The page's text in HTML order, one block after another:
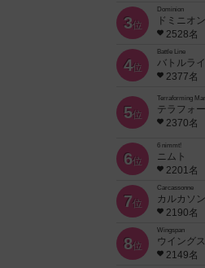
3位
Dominion
ドミニオン
2528名
4位
Battle Line
バトルラ
2377名
5位
Terraforming
テラフォ
2370名
6位
6 nimmt!
ニムト
2201名
7位
Carcassonne
カルカソ
2190名
8位
Wingspan
ウイング
2149名